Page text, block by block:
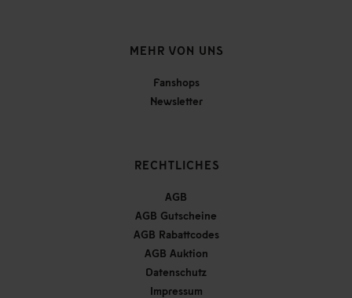
MEHR VON UNS
Fanshops
Newsletter
RECHTLICHES
AGB
AGB Gutscheine
AGB Rabattcodes
AGB Auktion
Datenschutz
Impressum